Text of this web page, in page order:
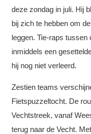
deze zondag in juli. Hij
bij zich te hebben om
leggen. Tie-raps tussen
inmiddels een
hij nog niet verleerd.
Zestien teams
Fietspuzzeltocht. De
Vechtstreek, vanaf
terug naar de Vecht.